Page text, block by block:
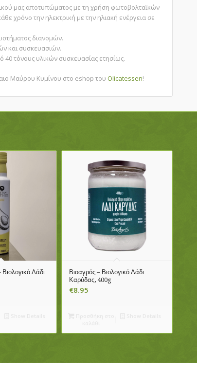
μας αποτυπώματος με τη χρήση φωτοβολταϊκών
χρόνο την ηλεκτρική με την ηλιακή ενέργεια σε
διανομών.
και συσκευασιών.
τόνους υλικών συσκευασίας ετησίως.
Μαύρου Κυμίνου στο eshop τουOlicatessen!
Λάδι
Βιοαγρός – Βιολογικό Λάδι
Καρύδας, 400g
€8.95